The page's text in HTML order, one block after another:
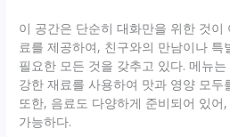
이 공간은 단순히 대화만을 위한 것이
료를 제공하여, 친구와의 만남이나 특
필요한 모든 것을 갖추고 있다. 메뉴
강한 재료를 사용하여 맛과 영양 모두
또한, 음료도 다양하게 준비되어 있어
가능하다.